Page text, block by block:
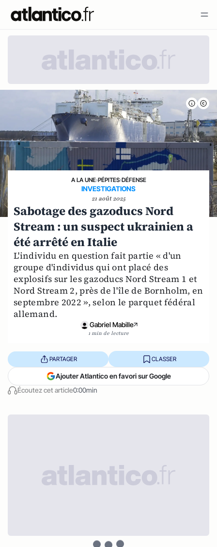
A LA UNE›PÉPITES›DÉFENSE
INVESTIGATIONS
21 août 2025
Sabotage des gazoducs Nord
Stream : un suspect ukrainien a
été arrêté en Italie
L'individu en question fait partie « d'un
groupe d'individus qui ont placé des
explosifs sur les gazoducs Nord Stream 1 et
Nord Stream 2, près de l'île de Bornholm, en
septembre 2022 », selon le parquet fédéral
allemand.
Gabriel Mabille
1 min de lecture
Écoutez cet article0:00min
PARTAGER CLASSER
Ajouter Atlantico en favori sur Google